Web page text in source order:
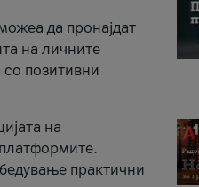
да пронајдат
на личните
со позитивни
на
практични